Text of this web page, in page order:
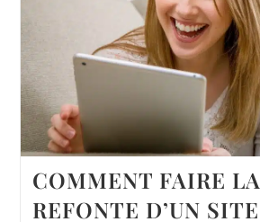
COMMENT FAIRE LA
REFONTE D’UN SITE